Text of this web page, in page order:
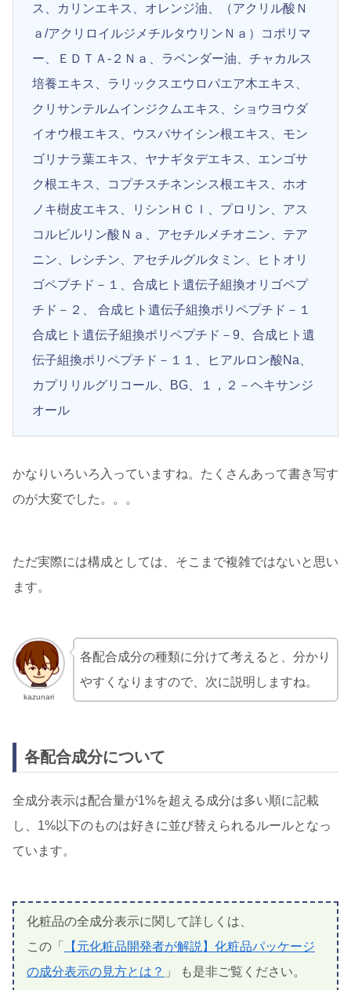
ス、カリンエキス、オレンジ油、（アクリル酸Ｎ
ａ/アクリロイルジメチルタウリンＮａ）コポリマ
ー、ＥＤＴＡ-２Ｎａ、ラベンダー油、チャカルス
培養エキス、ラリックスエウロパエア木エキス、
クリサンテルムインジクムエキス、ショウヨウダ
イオウ根エキス、ウスバサイシン根エキス、モン
ゴリナラ葉エキス、ヤナギタデエキス、エンゴサ
ク根エキス、コプチスチネンシス根エキス、ホオ
ノキ樹皮エキス、リシンＨＣｌ、プロリン、アス
コルビルリン酸Ｎａ、アセチルメチオニン、テア
ニン、レシチン、アセチルグルタミン、ヒトオリ
ゴペプチド－１、合成ヒト遺伝子組換オリゴペプ
チド－２、 合成ヒト遺伝子組換ポリペプチド－１
合成ヒト遺伝子組換ポリペプチド－9、合成ヒト遺
伝子組換ポリペプチド－１１、ヒアルロン酸Na、
カプリリルグリコール、BG、１，２－ヘキサンジ
オール
かなりいろいろ入っていますね。たくさんあって書き写す
のが大変でした。。。
ただ実際には構成としては、そこまで複雑ではないと思い
ます。
kazunari
各配合成分の種類に分けて考えると、分かり
やすくなりますので、次に説明しますね。
各配合成分について
全成分表示は配合量が1%を超える成分は多い順に記載
し、1%以下のものは好きに並び替えられるルールとなっ
ています。
化粧品の全成分表示に関して詳しくは、
この「
【元化粧品開発者が解説】化粧品パッケージ
の成分表示の見方とは？ 」 も是非ご覧ください。